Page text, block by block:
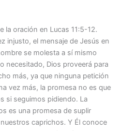
la oración en Lucas 11:5-12.
injusto, el mensaje de Jesús en
se molesta a sí mismo
necesitado, Dios proveerá para
más, ya que ninguna petición
vez más, la promesa no es que
si seguimos pidiendo. La
es una promesa de suplir
caprichos. Y Él conoce